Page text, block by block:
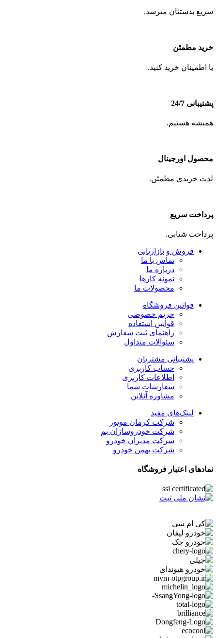
سریع بدستتان میرسد.
خرید مطمئن
با اطمینان خرید کنید.
پشتیبانی 24/7
همیشه هستیم.
محصول اورجینال
لذت خریدی مطمئن.
پرداخت سریع
پرداخت شتابی.
فروش و بازاریابی
تماس با ما
درباره ما
نمونه کارها
محصولات ما
قوانین فروشگاه
حریم خصوصی
قوانین استفاده
راهنمای ثبت سفارش
سئوالات متداول
پشتیبانی مشتریان
حساب کاربری
اطلاعات کاربری
سفارشات شما
مشاوره آنلاین
لینک‌های مفید
شرکت کرمان موتور
شرکت خودروسازان بم
شرکت مدیران خودرو
شرکت بهمن خودرو
نمادهای اعتبار فروشگاه